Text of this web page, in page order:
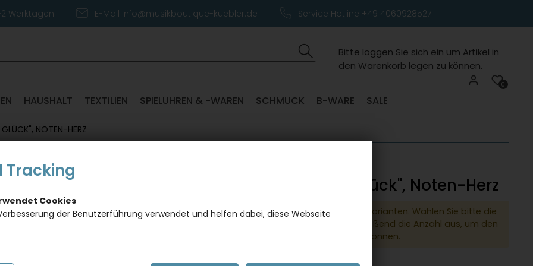
Werktagen E-Mail info@musikboutique-kuebler.de Service Hotline +49 4060928527
Bitte loggen Sie sich ein um Artikel in
den Warenkorb legen zu können.
0
HAUSHALT TEXTILIEN SPIELUHREN & -WAREN SCHMUCK B-WARE SALE
GLÜCK", NOTEN-HERZ
Doppelkarte "Viel Glück", Noten-Herz
Dieses Produkt hat verschiedene Varianten. Wählen Sie bitte die
gewünschte Variante und anschließend die Anzahl aus, um den
Artikel in den Warenkorb legen zu können.
Artikelnummer:1190KAMO
Tracking
Cookies
der Benutzerführung verwendet und helfen dabei, diese Webseite